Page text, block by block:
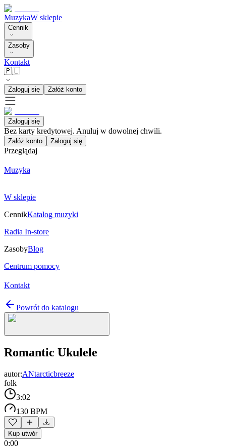
MuzykaW sklepie
Cennik
Zasoby
Kontakt
🇵🇱
Zaloguj się Załóż konto
Zaloguj się
Bez karty kredytowej. Anuluj w dowolnej chwili.
Załóż konto Zaloguj się
Przeglądaj
Muzyka
W sklepie
CennikKatalog muzyki
Radia In-store
ZasobyBlog
Centrum pomocy
Kontakt
Powrót do katalogu
Romantic Ukulele
autor:ANtarcticbreeze
folk
3:02
130 BPM
Kup utwór
0:00